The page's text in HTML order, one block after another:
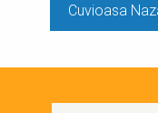
Cuvioasa